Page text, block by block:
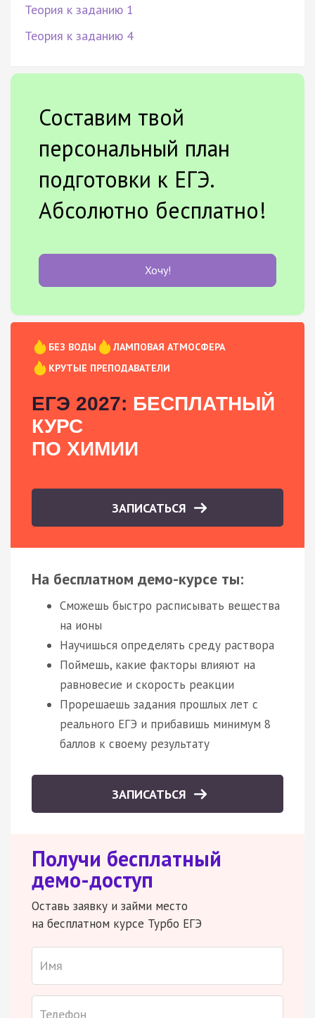
Теория к заданию 1
Теория к заданию 4
Составим твой
персональный план
подготовки к ЕГЭ.
Абсолютно бесплатно!
Хочу!
БЕЗ ВОДЫ
ЛАМПОВАЯ АТМОСФЕРА
КРУТЫЕ ПРЕПОДАВАТЕЛИ
ЕГЭ 2027: БЕСПЛАТНЫЙ
КУРС
ПО ХИМИИ
ЗАПИСАТЬСЯ
На бесплатном демо-курсе ты:
Сможешь быстро расписывать вещества
на ионы
Научишься определять среду раствора
Поймешь, какие факторы влияют на
равновесие и скорость реакции
Прорешаешь задания прошлых лет с
реального ЕГЭ и прибавишь минимум 8
баллов к своему результату
ЗАПИСАТЬСЯ
Получи бесплатный
демо-доступ
Оставь заявку и займи место
на бесплатном курсе Турбо ЕГЭ